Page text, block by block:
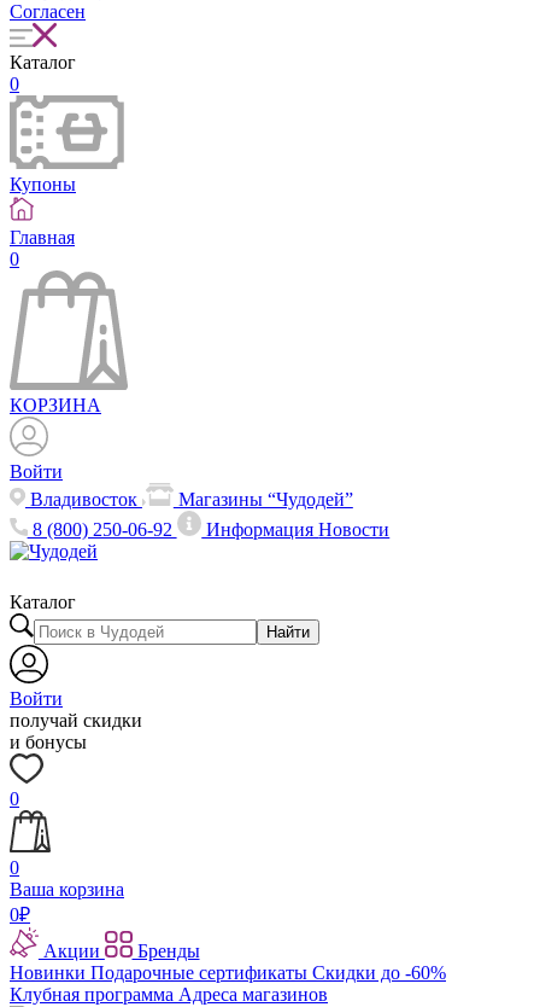
Согласен
Каталог
0
Купоны
Главная
0
КОРЗИНА
Войти
Владивосток
Магазины “Чудодей”
8 (800) 250-06-92
ИнформацияНовости
Каталог
Найти
Войти
получай скидки
и бонусы
0
0
Ваша корзина
0₽
Акции
Бренды
Новинки Подарочные сертификаты Скидки до -60%
Клубная программа Адреса магазинов